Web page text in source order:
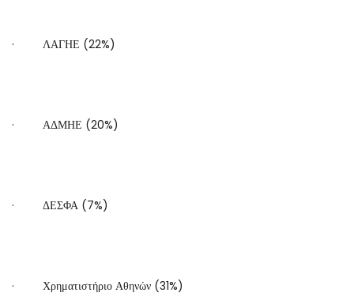
· ΛΑΓΗΕ (22%)
· ΑΔΜΗΕ (20%)
· ΔΕΣΦΑ (7%)
· Χρηματιστήριο Αθηνών (31%)